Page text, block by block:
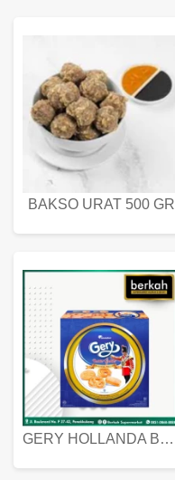
BAKSO URAT 500 GR
GERY HOLLANDA BUTTER COOKIES 450 GRAM